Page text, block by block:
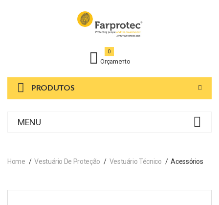
Orçamento
0
PRODUTOS
MENU
Home Vestuário De Proteção Vestuário Técnico Acessórios